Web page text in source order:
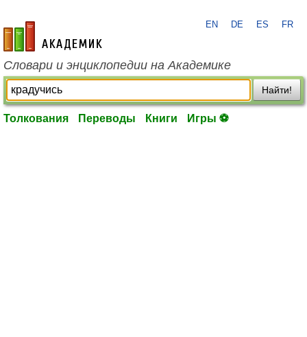
academic.ru
EN DE ES FR
Словари и энциклопедии на Академике
Найти!
Толкования Переводы Книги Игры ⚽